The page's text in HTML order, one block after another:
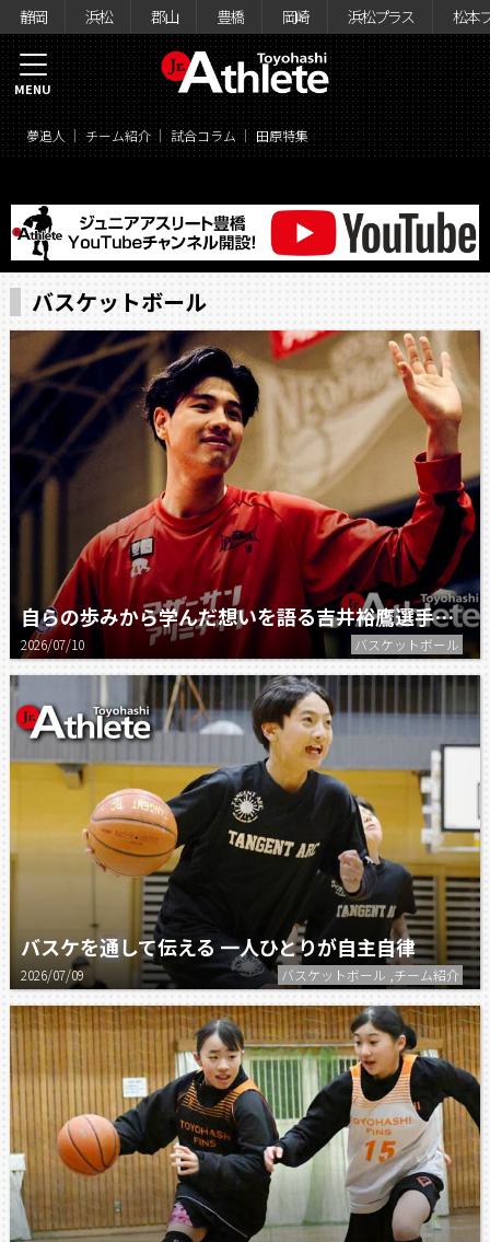
静岡 浜松 郡山 豊橋 岡崎 浜松プラス 松本
夢追人 チーム紹介 試合コラム 田原特集
MENU
バスケットボール
自らの歩みから学んだ想いを語る吉井裕鷹選手に独占インタビュー
2026/07/10 バスケットボール
バスケを通して伝える 一人ひとりが自主自律
2026/07/09 バスケットボール ,チーム紹介